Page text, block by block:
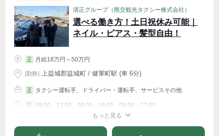
清正グループ（熊交観光タクシー株式会社）
選べる働き方！土日祝休み可能｜
ネイル・ピアス・髪型自由！
正 月給18万円～50万円
|勤務 上益城郡益城町 / 健軍町駅 (車 6分)
正 タクシー運転手、ドライバー・運転手、サービスその他
正 08:00～17:00、08:00～16:00、09:00～17:00
もっと見る